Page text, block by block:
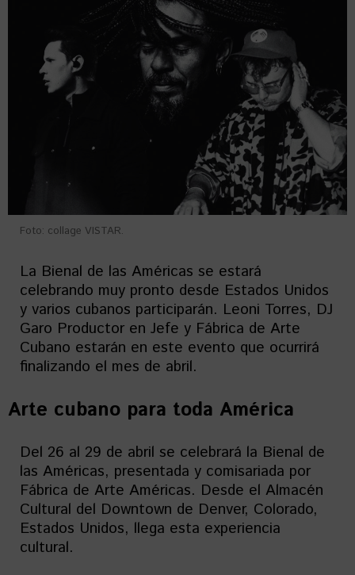
Foto: collage VISTAR.
La Bienal de las Américas se estará
celebrando muy pronto desde Estados Unidos
y varios cubanos participarán. Leoni Torres, DJ
Garo Productor en Jefe y Fábrica de Arte
Cubano estarán en este evento que ocurrirá
finalizando el mes de abril.
Arte cubano para toda América
Del 26 al 29 de abril se celebrará la Bienal de
las Américas, presentada y comisariada por
Fábrica de Arte Américas. Desde el Almacén
Cultural del Downtown de Denver, Colorado,
Estados Unidos, llega esta experiencia
cultural.